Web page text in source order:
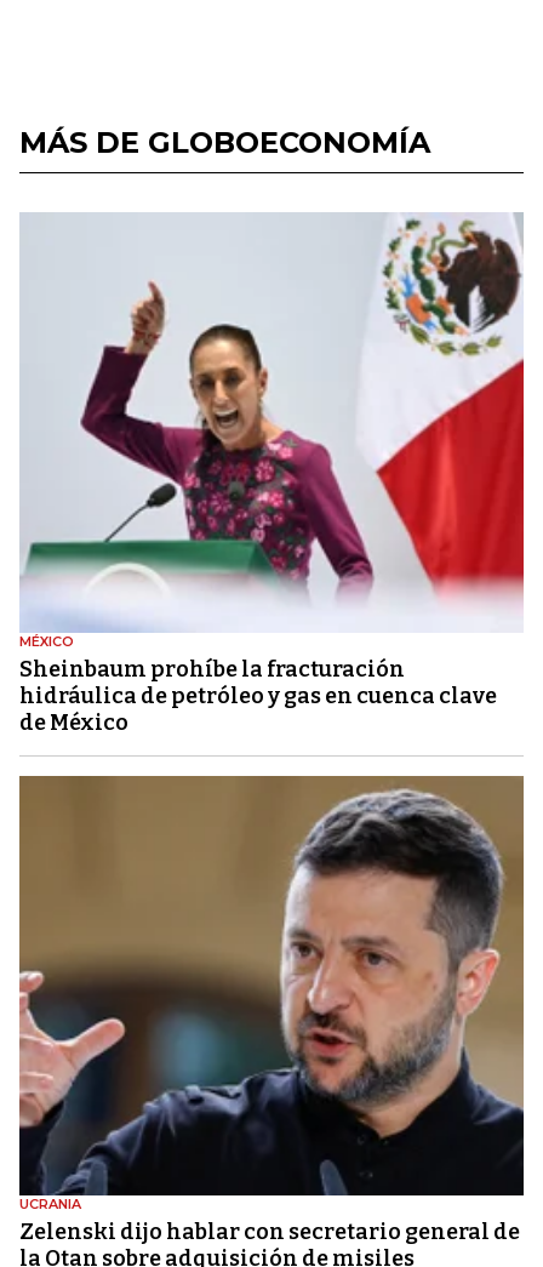
MÁS DE GLOBOECONOMÍA
MÉXICO
Sheinbaum prohíbe la fracturación
hidráulica de petróleo y gas en cuenca clave
de México
UCRANIA
Zelenski dijo hablar con secretario general de
la Otan sobre adquisición de misiles